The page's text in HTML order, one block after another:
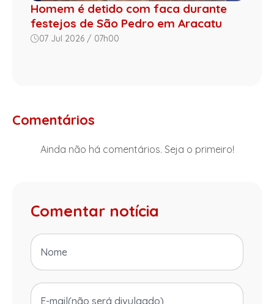
Homem é detido com faca durante
festejos de São Pedro em Aracatu
07 Jul 2026 / 07h00
Comentários
Ainda não há comentários. Seja o primeiro!
Comentar notícia